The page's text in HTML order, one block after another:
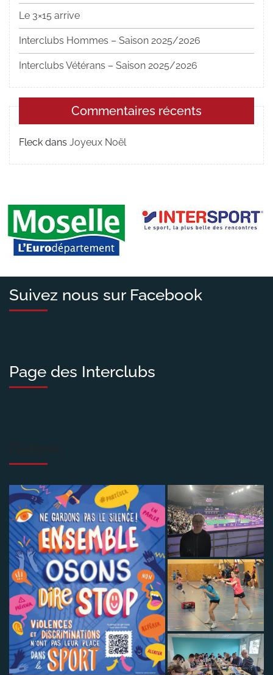
Le 3×15 arrive
Interclubs Hommes – Saison 2025/2026
Interclubs Vétérans – Saison 2025/2026
Commentaires récents
Fleck dans Joyeux Noël
Suivez nous sur Facebook
Page des Interclubs